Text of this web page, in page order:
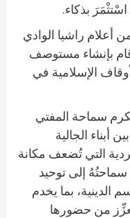
بذكاء.
أعلام راشيا الوادي
قام بإنشاء مستوصف
الإسلامية في
سماحة المفتي
أبناء الجالية
التي تُضعف مكانة
سماحتُهُ إلى توحيد
الدينية، بما يخدم
من حضورها